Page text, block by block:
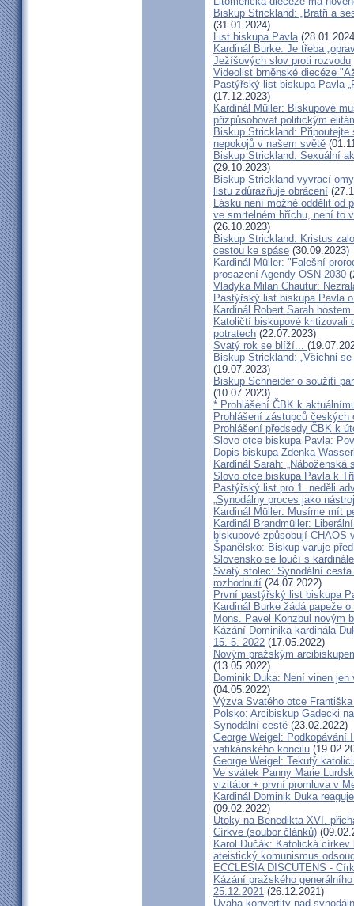
Biskup Strickland: „Bratři a
(31.01.2024)
List biskupa Pavla
Kardinál Burke: Je třeba
Ježíšových slov proti rozvodu
Videolist brněnské diecéze
Pastýřský list biskupa Pavla
(17.12.2023)
Kardinál Müller: Biskupové
přizpůsobovat politickým
Biskup Strickland:
nepokojů v našem světě
Biskup Strickland: Sexuální
(29.10.2023)
Biskup Strickland vyvrací
listu zdůrazňuje obrácení
Lásku není možné oddělit od
ve smrtelném hříchu, není to
(26.10.2023)
Biskup Strickland: Kristus
cestou ke spáse (30.09.2023)
Kardinál Müller: "Falešní
prosazení Agendy OSN 2030
Vladyka Milan Chautur:
Pastýřský list biskupa Pavla
Kardinál Robert Sarah
Katoličtí biskupové kritizovali
potratech (22.07.2023)
Svatý rok se blíží...
Biskup Strickland: „Všichni
(19.07.2023)
Biskup Schneider o soužití
(10.07.2023)
* Prohlášení ČBK k
Prohlášení zástupců
Prohlášení předsedy ČBK k
Slovo otce biskupa Pavla:
Dopis biskupa Zdenka
Kardinál Sarah: „Náboženská
Slovo otce biskupa Pavla k
Pastýřský list pro 1. neděli
„Synodálny proces jako
Kardinál Müller: Musíme mít
Kardinál Brandmüller:
biskupové způsobují CHAOS
Španělsko: Biskup varuje
Slovensko se loučí s
Svatý stolec: Synodální
rozhodnutí (24.07.2022)
První pastýřský list biskupa
Kardinál Burke žádá papeže
Mons. Pavel Konzbul novým
Kázání Dominika kardinála
15. 5. 2022 (17.05.2022)
Novým pražským
(13.05.2022)
Dominik Duka: Není vinen
(04.05.2022)
Výzva Svatého otce
Polsko: Arcibiskup Gadecki
Synodální cestě (23.02.2022)
George Weigel: Podkopávání
vatikánského koncilu
George Weigel: Tekutý
Ve svátek Panny Marie
vizitátor + první promluva v
Kardinál Dominik Duka
(09.02.2022)
Útoky na Benedikta XVI.
Církve (soubor článků)
Karol Dučák: Katolická církev
ateistický komunismus
ECCLESIA DISCUTENS -
Kázání pražského
25.12.2021 (26.12.2021)
Úvaha konvertity nad